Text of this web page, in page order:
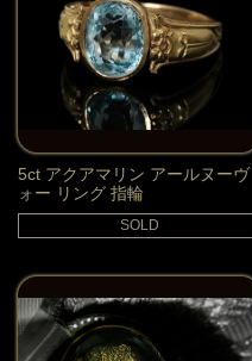
5ct アクアマリン アールヌーヴ
ォー リング 指輪
SOLD